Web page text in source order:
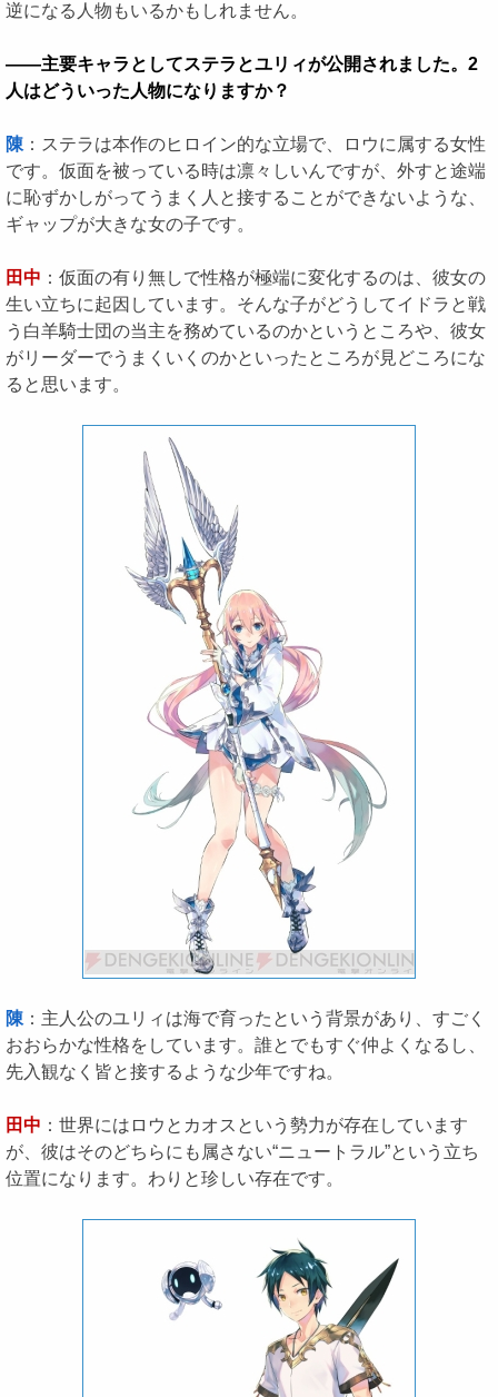
逆になる人物もいるかもしれません。
――主要キャラとしてステラとユリィが公開されました。2
人はどういった人物になりますか？
陳 ：ステラは本作のヒロイン的な立場で、ロウに属する女性
です。仮面を被っている時は凛々しいんですが、外すと途端
に恥ずかしがってうまく人と接することができないような、
ギャップが大きな女の子です。
田中 ：仮面の有り無しで性格が極端に変化するのは、彼女の
生い立ちに起因しています。そんな子がどうしてイドラと戦
う白羊騎士団の当主を務めているのかというところや、彼女
がリーダーでうまくいくのかといったところが見どころにな
ると思います。
陳 ：主人公のユリィは海で育ったという背景があり、すごく
おおらかな性格をしています。誰とでもすぐ仲よくなるし、
先入観なく皆と接するような少年ですね。
田中 ：世界にはロウとカオスという勢力が存在しています
が、彼はそのどちらにも属さない“ニュートラル”という立ち
位置になります。わりと珍しい存在です。